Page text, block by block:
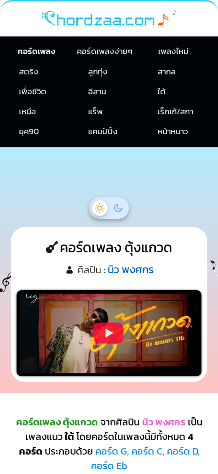
คอร์ดเพลง คอร์ดเพลงง่ายๆ
เพลงใหม่
สตริง
ลูกทุ่ง
สากล
เพื่อชีวิต
อีสาน
ใต้
เหนือ
แร็พ
เร็กเก้/สกา
ยุค90
แคมป์ปิ้ง หน้าหนาว
คอร์ดเพลง ตุ้งแกวด
ศิลปิน : นิว พงศกร
คอร์ดเพลง ตุ้งแกวด จากศิลปิน นิว พงศกรเป็น
เพลงแนวใต้โดยคอร์ดในเพลงนี้มีทั้งหมด 4
คอร์ด ประกอบด้วย คอร์ด G, คอร์ด C, คอร์ด D,
คอร์ด Eb